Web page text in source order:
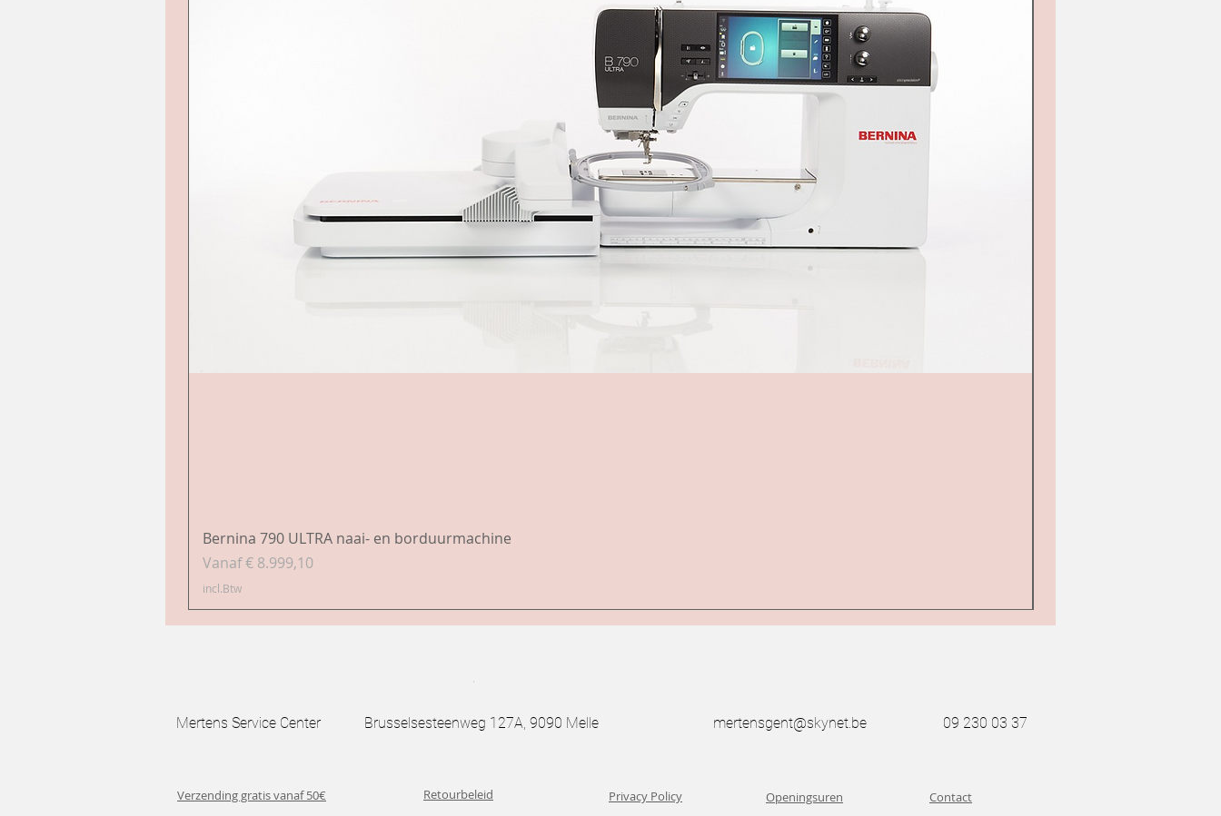
Bernina 790 ULTRA naai- en borduurmachine
Vanaf€ 8.999,10
Verkoopprijs
incl.Btw
.
Mertens Service Center Brusselsesteenweg 127A, 9090 Melle mertensgent@skynet.be 09 230 03 37
Retourbeleid Privacy Policy Openingsuren Contact
Verzending gratis vanaf 50€